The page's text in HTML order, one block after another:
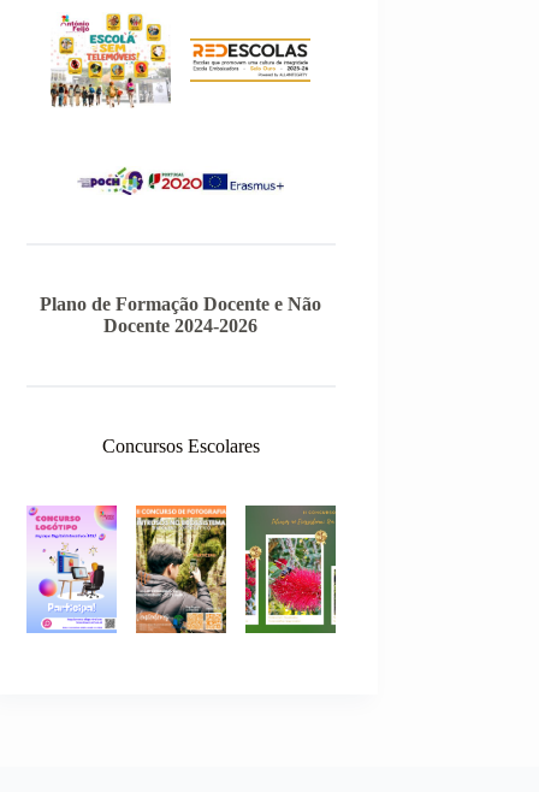
Plano de Formação Docente e Não
Docente 2024-2026
Concursos Escolares